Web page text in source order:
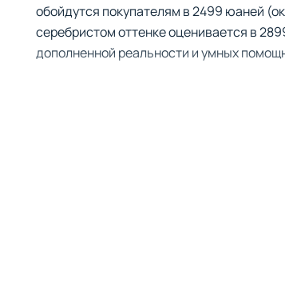
обойдутся покупателям в 2499 юаней
серебристом оттенке оценивается в
дополненной реальности и умных